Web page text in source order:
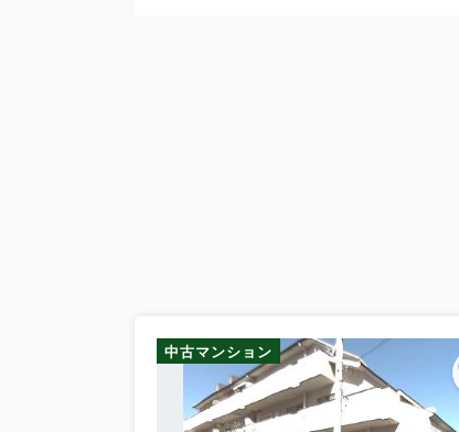
中古マンション